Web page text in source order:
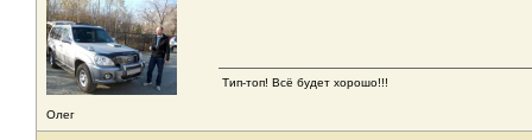
Олег
Тип-топ! Всё будет хорошо!!!